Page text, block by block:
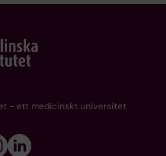
- ett medicinskt universitet